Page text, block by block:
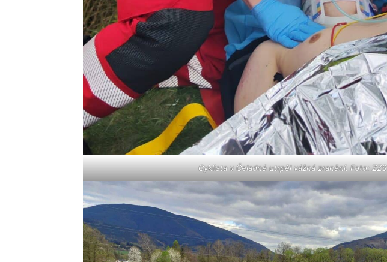
Cyklista v Čeladné utrpěl vážná zranění. Foto: ZZS